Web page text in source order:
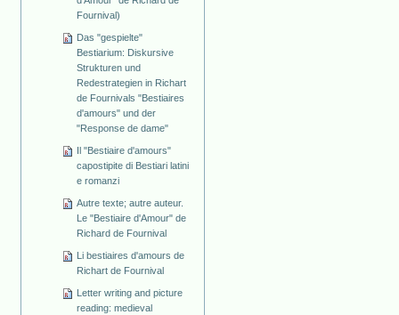
Fournival)
Das "gespielte"
Bestiarium: Diskursive
Strukturen und
Redestrategien in Richart
de Fournivals "Bestiaires
d'amours" und der
"Response de dame"
Il "Bestiaire d'amours"
capostipite di Bestiari latini
e romanzi
Autre texte; autre auteur.
Le "Bestiaire d'Amour" de
Richard de Fournival
Li bestiaires d'amours de
Richart de Fournival
Letter writing and picture
reading: medieval